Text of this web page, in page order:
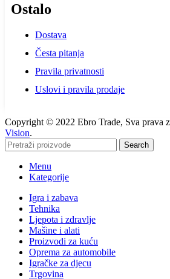
Ostalo
Dostava
Česta pitanja
Pravila privatnosti
Uslovi i pravila prodaje
Copyright © 2022 Ebro Trade, Sva prava
Vision.
Search
Menu
Kategorije
Igra i zabava
Tehnika
Ljepota i zdravlje
Mašine i alati
Proizvodi za kuću
Oprema za automobile
Igračke za djecu
Trgovina